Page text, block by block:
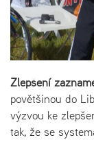
Zlepšení
povětšinou do
výzvou ke
tak, že se